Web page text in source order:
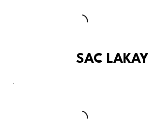
SAC LAKAY